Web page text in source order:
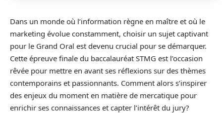
Dans un monde où l’information règne en maître et où le
marketing évolue constamment, choisir un sujet captivant
pour le Grand Oral est devenu crucial pour se démarquer.
Cette épreuve finale du baccalauréat STMG est l’occasion
rêvée pour mettre en avant ses réflexions sur des thèmes
contemporains et passionnants. Comment alors s’inspirer
des enjeux du moment en matière de mercatique pour
enrichir ses connaissances et capter l’intérêt du jury?